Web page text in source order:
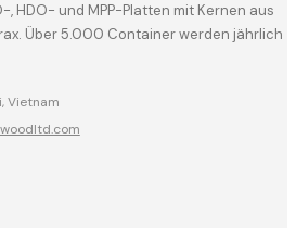
HDO- und MPP-Platten mit Kernen aus
Über 5.000 Container werden jährlich
Vietnam